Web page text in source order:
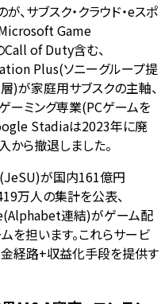
、サブスク・クラウド・eスポ
Microsoft Game
of Duty含む、
Plus(ソニーグループ提
が家庭用サブスクの主軸、
ーミング専業(PCゲームを
Stadiaは2023年に廃
から撤退しました。
が国内161億円
万人の集計を公表、
連結)がゲーム配
を担います。これらサービ
経路+収益化手段を提供す